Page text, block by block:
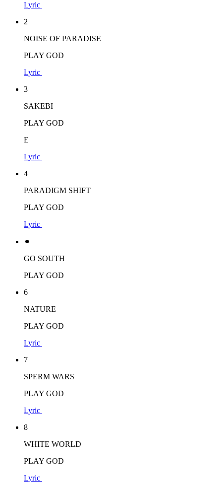
Lyric
2
NOISE OF PARADISE
PLAY GOD
Lyric
3
SAKEBI
PLAY GOD
E
Lyric
4
PARADIGM SHIFT
PLAY GOD
Lyric
⚫︎
GO SOUTH
PLAY GOD
6
NATURE
PLAY GOD
Lyric
7
SPERM WARS
PLAY GOD
Lyric
8
WHITE WORLD
PLAY GOD
Lyric